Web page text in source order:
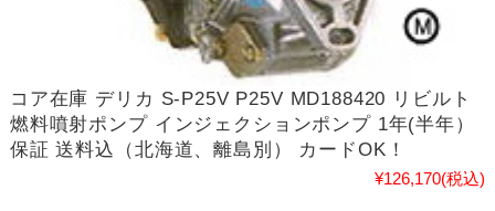
コア在庫 デリカ S-P25V P25V MD188420 リビルト
燃料噴射ポンプ インジェクションポンプ 1年(半年）
保証 送料込（北海道、離島別） カードOK！
¥126,170(税込)